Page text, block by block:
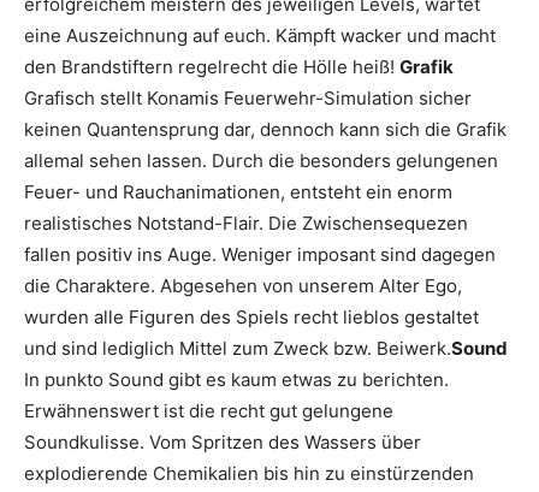
eine Auszeichnung auf euch. Kämpft wacker und macht
den Brandstiftern regelrecht die Hölle heiß! Grafik
Grafisch stellt Konamis Feuerwehr-Simulation sicher
keinen Quantensprung dar, dennoch kann sich die Grafik
allemal sehen lassen. Durch die besonders gelungenen
Feuer- und Rauchanimationen, entsteht ein enorm
realistisches Notstand-Flair. Die Zwischensequezen
fallen positiv ins Auge. Weniger imposant sind dagegen
die Charaktere. Abgesehen von unserem Alter Ego,
wurden alle Figuren des Spiels recht lieblos gestaltet
und sind lediglich Mittel zum Zweck bzw. Beiwerk.Sound
In punkto Sound gibt es kaum etwas zu berichten.
Erwähnenswert ist die recht gut gelungene
Soundkulisse. Vom Spritzen des Wassers über
explodierende Chemikalien bis hin zu einstürzenden